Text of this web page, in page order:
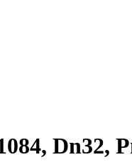
Dn32,